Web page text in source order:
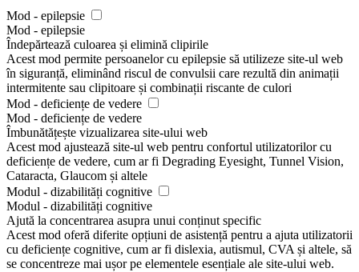
Mod - epilepsie
Mod - epilepsie
Îndepărtează culoarea și elimină clipirile
Acest mod permite persoanelor cu epilepsie să utilizeze site-ul web
în siguranță, eliminând riscul de convulsii care rezultă din animații
intermitente sau clipitoare și combinații riscante de culori
Mod - deficiențe de vedere
Mod - deficiențe de vedere
Îmbunătățește vizualizarea site-ului web
Acest mod ajustează site-ul web pentru confortul utilizatorilor cu
deficiențe de vedere, cum ar fi Degrading Eyesight, Tunnel Vision,
Cataracta, Glaucom și altele
Modul - dizabilități cognitive
Modul - dizabilități cognitive
Ajută la concentrarea asupra unui conținut specific
Acest mod oferă diferite opțiuni de asistență pentru a ajuta utilizatorii
cu deficiențe cognitive, cum ar fi dislexia, autismul, CVA și altele, să
se concentreze mai ușor pe elementele esențiale ale site-ului web.